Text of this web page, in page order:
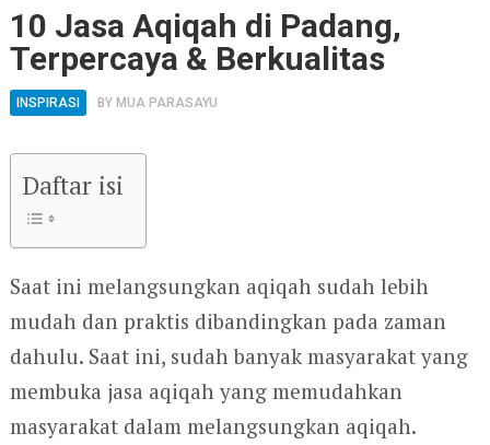
10 Jasa Aqiqah di Padang,
Terpercaya & Berkualitas
INSPIRASI BY MUA PARASAYU
Daftar isi
Saat ini melangsungkan aqiqah sudah lebih
mudah dan praktis dibandingkan pada zaman
dahulu. Saat ini, sudah banyak masyarakat yang
membuka jasa aqiqah yang memudahkan
masyarakat dalam melangsungkan aqiqah.